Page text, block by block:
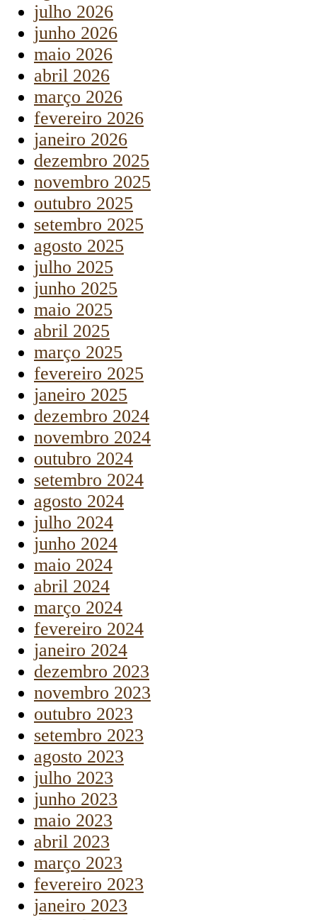
julho 2026
junho 2026
maio 2026
abril 2026
março 2026
fevereiro 2026
janeiro 2026
dezembro 2025
novembro 2025
outubro 2025
setembro 2025
agosto 2025
julho 2025
junho 2025
maio 2025
abril 2025
março 2025
fevereiro 2025
janeiro 2025
dezembro 2024
novembro 2024
outubro 2024
setembro 2024
agosto 2024
julho 2024
junho 2024
maio 2024
abril 2024
março 2024
fevereiro 2024
janeiro 2024
dezembro 2023
novembro 2023
outubro 2023
setembro 2023
agosto 2023
julho 2023
junho 2023
maio 2023
abril 2023
março 2023
fevereiro 2023
janeiro 2023